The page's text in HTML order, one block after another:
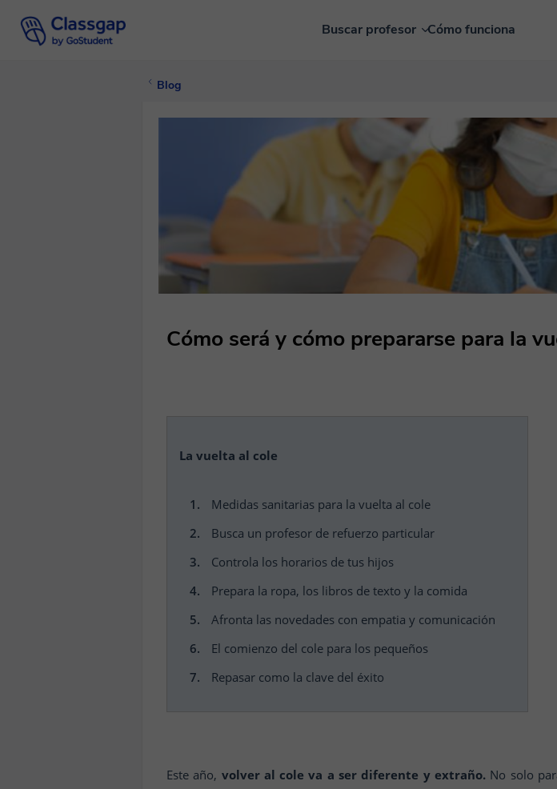
Buscar profesor Cómo funciona
Blog
Cómo será y cómo prepararse para la
La vuelta al cole
Medidas sanitarias para la vuelta al cole
Busca un profesor de refuerzo particular
Controla los horarios de tus hijos
Prepara la ropa, los libros de texto y la comida
Afronta las novedades con empatia y comunicación
El comienzo del cole para los pequeños
Repasar como la clave del éxito
Este año, volver al cole va a ser diferente y extraño.No solo